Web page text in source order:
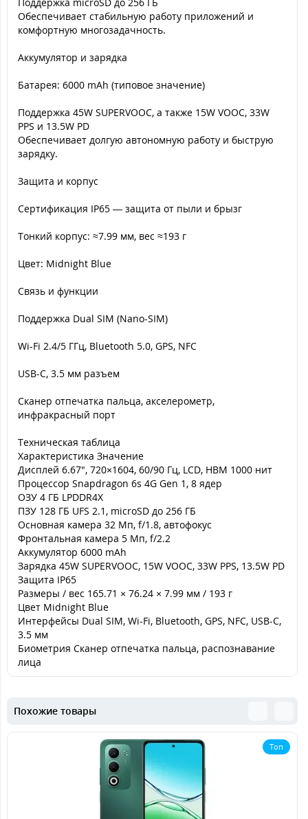
Обеспечивает стабильную работу приложений и
комфортную многозадачность.
Аккумулятор и зарядка
Батарея: 6000 mAh (типовое значение)
Поддержка 45W SUPERVOOC, а также 15W VOOC, 33W
PPS и 13.5W PD
Обеспечивает долгую автономную работу и быструю
зарядку.
Защита и корпус
Сертификация IP65 — защита от пыли и брызг
Тонкий корпус: ≈7.99 мм, вес ≈193 г
Цвет: Midnight Blue
Связь и функции
Поддержка Dual SIM (Nano-SIM)
Wi-Fi 2.4/5 ГГц, Bluetooth 5.0, GPS, NFC
USB-C, 3.5 мм разъем
Сканер отпечатка пальца, акселерометр,
инфракрасный порт
Техническая таблица
Характеристика Значение
Дисплей 6.67", 720×1604, 60/90 Гц, LCD, HBM 1000 нит
Процессор Snapdragon 6s 4G Gen 1, 8 ядер
ОЗУ 4 ГБ LPDDR4X
ПЗУ 128 ГБ UFS 2.1, microSD до 256 ГБ
Основная камера 32 Мп, f/1.8, автофокус
Фронтальная камера 5 Мп, f/2.2
Аккумулятор 6000 mAh
Зарядка 45W SUPERVOOC, 15W VOOC, 33W PPS, 13.5W PD
Защита IP65
Размеры / вес 165.71 × 76.24 × 7.99 мм / 193 г
Цвет Midnight Blue
Интерфейсы Dual SIM, Wi-Fi, Bluetooth, GPS, NFC, USB-C,
3.5 мм
Биометрия Сканер отпечатка пальца, распознавание
лица
Похожие товары
Топ